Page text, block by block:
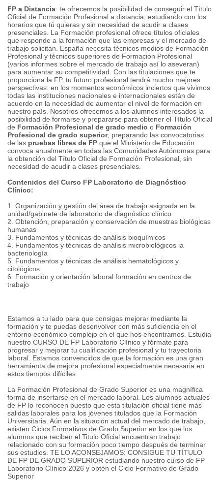
FP a Distancia: te ofrecemos la posibilidad de conseguir el Título
Oficial de Formación Profesional a distancia, estudiando con los
horarios que tú quieras y sin necesidad de acudir a clases
presenciales. La Formación profesional ofrece títulos oficiales
que responde a la formación que las empresas y el mercado de
trabajo solicitan. España necesita técnicos medios de Formación
Profesional y técnicos superiores de Formación Profesional
(varios informes sobre el mercado de trabajo así lo aseveran)
para aumentar su competitividad. Con las titulaciones que te
proporciona la FP, tu futuro profesional tendrá mucho mejores
perspectivas: en los momentos económicos inciertos que vivimos
todas las instituciones nacionales e internacionales están de
acuerdo en la necesidad de aumentar el nivel de formación en
nuestro país. Nosotros ofrecemos a los alumnos interesados la
posibilidad de formarse y prepararse para obtener el Título Oficial
de Formación Profesional de grado medio o Formación
Profesional de grado superior, preparando las convocatorias
de las pruebas libres de FP que el Ministerio de Educación
convoca anualmente en todas las Comunidades Autónomas para
la obtención del Título Oficial de Formación Profesional, sin
necesidad de acudir a clases presenciales.
Contenidos del Curso FP Laboratorio de Diagnóstico
Clínico:
1. Organización y gestión del área de trabajo asignada en la
unidad/gabinete de laboratorio de diagnóstico clínico
2. Obtención, preparación y conservación de muestras biológicas
humanas
3. Fundamentos y técnicas de análisis bioquímicos
4. Fundamentos y técnicas de análisis microbiológicos la
bacteriología
5. Fundamentos y técnicas de análisis hematológicos y
citológicos
6. Formación y orientación laboral formación en centros de
trabajo
Estamos a tu lado para que consigas mejorar mediante la
formación y te puedas desenvolver con más suficiencia en el
entorno económico complejo en el que nos encontramos. Estudia
nuestro CURSO DE FP Laboratorio Clínico y fórmate para
progresar y mejorar tu cualificación profesional y tu trayectoria
laboral. Estamos convencidos de que la formación es una gran
herramienta de mejora profesional especialmente necesaria en
estos tiempos difíciles
La Formación Profesional de Grado Superior es una magnífica
forma de insertarse en el mercado laboral. Los alumnos actuales
de FP lo reconocen puesto que esta titulación oficial tiene más
salidas laborales para los jóvenes titulados que la Formación
Universitaria. Aún en la situación actual del mercado de trabajo,
existen Ciclos Formativos de Grado Superior en los que los
alumnos que reciben el Titulo Oficial encuentran trabajo
relacionado con su formación poco tiempo después de terminar
sus estudios. TE LO ACONSEJAMOS: CONSIGUE TU TÍTULO
DE FP DE GRADO SUPERIOR estudiando nuestro curso de FP
Laboratorio Clínico 2026 y obtén el Ciclo Formativo de Grado
Superior